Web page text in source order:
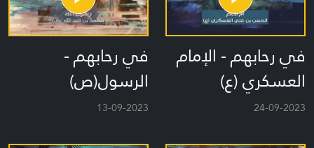
في رحابهم - الإمام
العسكري (ع)
24-09-2023
في رحابهم -
الرسول(ص)
13-09-2023